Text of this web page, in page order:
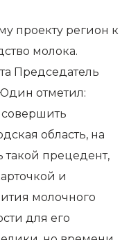
проекту регион к
молока.
Председатель
отметил:
область, на
такой прецедент,
и
молочного
для его